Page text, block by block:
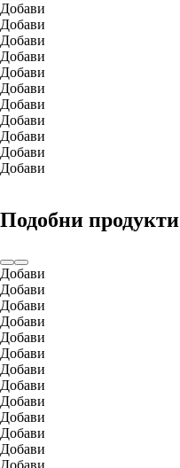
Добави
Добави
Добави
Добави
Добави
Добави
Добави
Добави
Добави
Добави
Добави
Подобни продукти
Добави
Добави
Добави
Добави
Добави
Добави
Добави
Добави
Добави
Добави
Добави
Добави